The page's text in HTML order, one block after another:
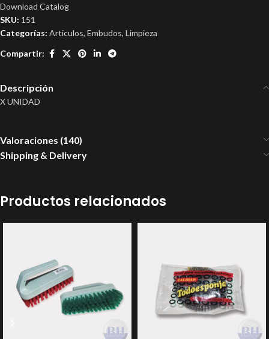
Download Catalog
SKU: 151
Categorías: Articulos, Embudos, Limpieza
Compartir:
Descripción
X UNIDAD
Valoraciones (140)
Shipping & Delivery
Productos relacionados